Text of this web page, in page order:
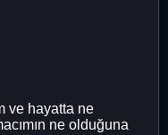
ve hayatta ne
ne olduğuna